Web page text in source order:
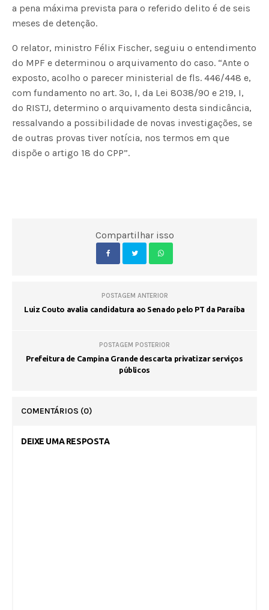
a pena máxima prevista para o referido delito é de seis
meses de detenção.
O relator, ministro Félix Fischer, seguiu o entendimento
do MPF e determinou o arquivamento do caso. “Ante o
exposto, acolho o parecer ministerial de fls. 446/448 e,
com fundamento no art. 3º, I, da Lei 8038/90 e 219, I,
do RISTJ, determino o arquivamento desta sindicância,
ressalvando a possibilidade de novas investigações, se
de outras provas tiver notícia, nos termos em que
dispõe o artigo 18 do CPP”.
Compartilhar isso
POSTAGEM ANTERIOR
Luiz Couto avalia candidatura ao Senado pelo PT da Paraíba
POSTAGEM POSTERIOR
Prefeitura de Campina Grande descarta privatizar serviços
públicos
COMENTÁRIOS (0)
DEIXE UMA RESPOSTA